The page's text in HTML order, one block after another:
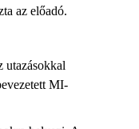
az előadó.
utazásokkal
MI-